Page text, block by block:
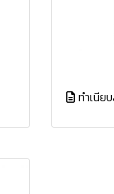
ทำเนีย